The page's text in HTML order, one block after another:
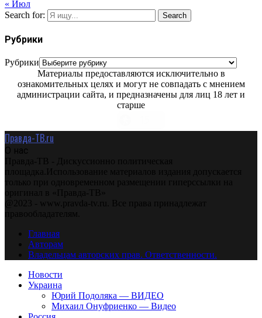
« Июл
Search for:
Search
Рубрики
Рубрики
Материалы предоставляются исключительно в
ознакомительных целях и могут не совпадать с мнением
администрации сайта, и предназначены для лиц 18 лет и
старше
Правда-ТВ.ru
О нас
Правда-ТВ - Дискуссионно политическая
площадка.Использование материалов издания допускается
только при одновременном размещении гиперссылки на
оригинал в «Правда-ТВ»
@2023 - www.pravda-tv.ru. Все права принадлежат
правообладателям.
Главная
Авторам
Владельцам авторских прав. Ответственности.
Новости
Украина
Юрий Подоляка — ВИДЕО
Михаил Онуфриенко — Видео